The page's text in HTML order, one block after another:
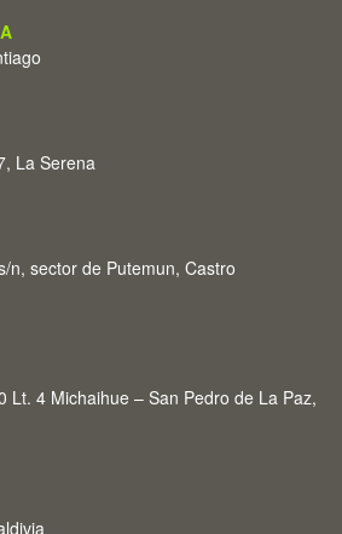
La Serena
n, sector de Putemun, Castro
Lt. 4 Michaihue – San Pedro de La Paz,